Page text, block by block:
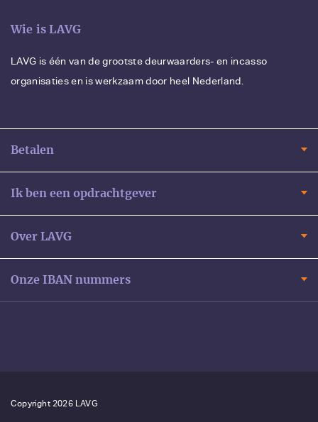
Wie is LAVG
LAVG is één van de grootste deurwaarders- en incasso
organisaties en is werkzaam door heel Nederland.
Betalen
Ik ben een opdrachtgever
Over LAVG
Onze IBAN nummers
Copyright 2026 LAVG